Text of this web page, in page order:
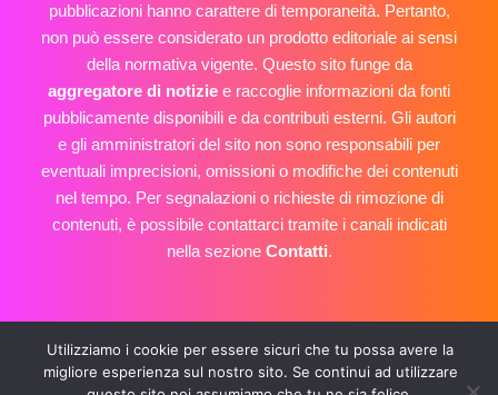
pubblicazioni hanno carattere di temporaneità. Pertanto,
non può essere considerato un prodotto editoriale ai sensi
della normativa vigente. Questo sito funge da
aggregatore di notizie e raccoglie informazioni da fonti
pubblicamente disponibili e da contributi esterni. Gli autori
e gli amministratori del sito non sono responsabili per
eventuali imprecisioni, omissioni o modifiche dei contenuti
nel tempo. Per segnalazioni o richieste di rimozione di
contenuti, è possibile contattarci tramite i canali indicati
nella sezione Contatti.
privacy policy
cookie policy
Copyright © 2026 Elezioni Sulmona 2025
Utilizziamo i cookie per essere sicuri che tu possa avere la
migliore esperienza sul nostro sito. Se continui ad utilizzare